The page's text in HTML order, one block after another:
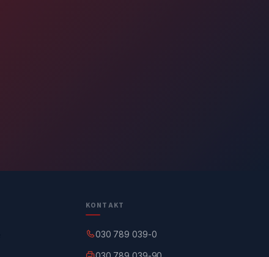
KONTAKT
030 789 039-0